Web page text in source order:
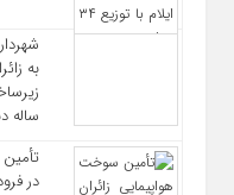
به
ساله
در